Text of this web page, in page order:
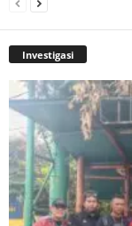
Investigasi